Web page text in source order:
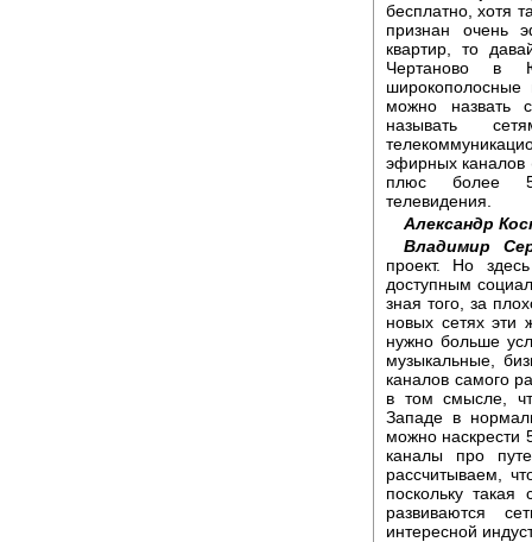
бесплатно, хотя
признан очень
квартир, то
Чертаново в
широкополосные
можно назвать
называть
эфирных каналов
плюс более 50
телевидения.
Александр
Владимир
проект. Но
доступным
зная того, за
новых сетях
нужно больше
музыкальные,
каналов самого
в том смысле,
Западе в
можно наскрести
каналы про
рассчитываем,
поскольку
развиваются
интересной